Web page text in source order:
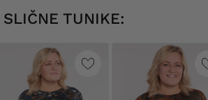
SLIČNE TUNIKE: